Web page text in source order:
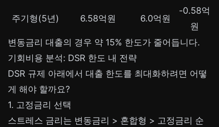
주기형(5년) 6.58억원 6.0억원
-0.58억
원
변동금리 대출의 경우 약 15% 한도가 줄어듭니다.
기회비용 분석: DSR 한도 내 전략
DSR 규제 아래에서 대출 한도를 최대화하려면 어떻
게 해야 할까요?
1. 고정금리 선택
스트레스 금리는 변동금리 > 혼합형 > 고정금리 순